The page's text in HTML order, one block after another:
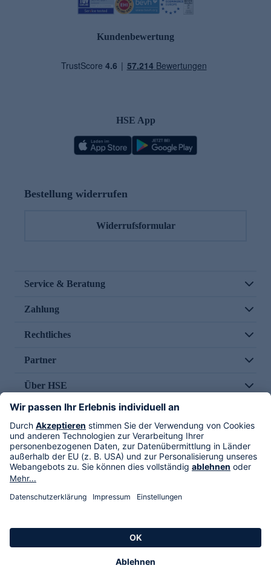
Kundenbewertung
HSE App
Bestellung widerrufen
Widerrufsformular
Service & Beratung
Zahlung
Rechtliches
Partner
Über HSE
Im TV
HSE International